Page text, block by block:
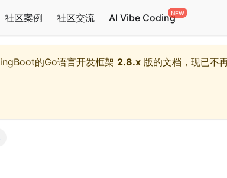
社区案例 社区交流 AI Vibe Coding
的Go语言开发框架 2.8.x 版的文档，现已不